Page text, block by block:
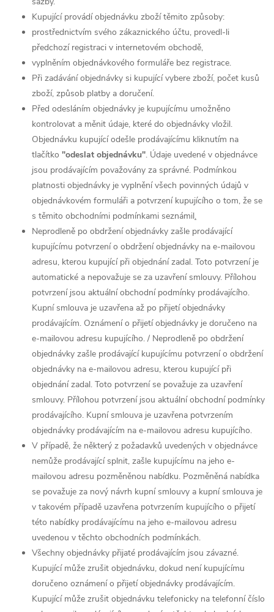
Kupující provádí objednávku zboží těmito způsoby:
prostřednictvím svého zákaznického účtu, provedl-li
předchozí registraci v internetovém obchodě,
vyplněním objednávkového formuláře bez registrace.
Při zadávání objednávky si kupující vybere zboží, počet kusů
zboží, způsob platby a doručení.
Před odesláním objednávky je kupujícímu umožněno
kontrolovat a měnit údaje, které do objednávky vložil.
Objednávku kupující odešle prodávajícímu kliknutím na
tlačítko "odeslat objednávku". Údaje uvedené v objednávce
jsou prodávajícím považovány za správné. Podmínkou
platnosti objednávky je vyplnění všech povinných údajů v
objednávkovém formuláři a potvrzení kupujícího o tom, že se
s těmito obchodními podmínkami seznámil.
Neprodleně po obdržení objednávky zašle prodávající
kupujícímu potvrzení o obdržení objednávky na e-mailovou
adresu, kterou kupující při objednání zadal. Toto potvrzení je
automatické a nepovažuje se za uzavření smlouvy. Přílohou
potvrzení jsou aktuální obchodní podmínky prodávajícího.
Kupní smlouva je uzavřena až po přijetí objednávky
prodávajícím. Oznámení o přijetí objednávky je doručeno na
e-mailovou adresu kupujícího. / Neprodleně po obdržení
objednávky zašle prodávající kupujícímu potvrzení o obdržení
objednávky na e-mailovou adresu, kterou kupující při
objednání zadal. Toto potvrzení se považuje za uzavření
smlouvy. Přílohou potvrzení jsou aktuální obchodní podmínky
prodávajícího. Kupní smlouva je uzavřena potvrzením
objednávky prodávajícím na e-mailovou adresu kupujícího.
V případě, že některý z požadavků uvedených v objednávce
nemůže prodávající splnit, zašle kupujícímu na jeho e-
mailovou adresu pozměněnou nabídku. Pozměněná nabídka
se považuje za nový návrh kupní smlouvy a kupní smlouva je
v takovém případě uzavřena potvrzením kupujícího o přijetí
této nabídky prodávajícímu na jeho e-mailovou adresu
uvedenou v těchto obchodních podmínkách.
Všechny objednávky přijaté prodávajícím jsou závazné.
Kupující může zrušit objednávku, dokud není kupujícímu
doručeno oznámení o přijetí objednávky prodávajícím.
Kupující může zrušit objednávku telefonicky na telefonní číslo